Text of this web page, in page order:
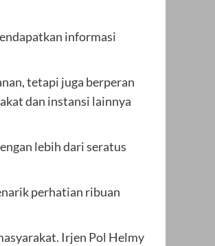
informasi
tetapi juga berperan
dan instansi lainnya
lebih dari seratus
perhatian ribuan
Irjen Pol Helmy